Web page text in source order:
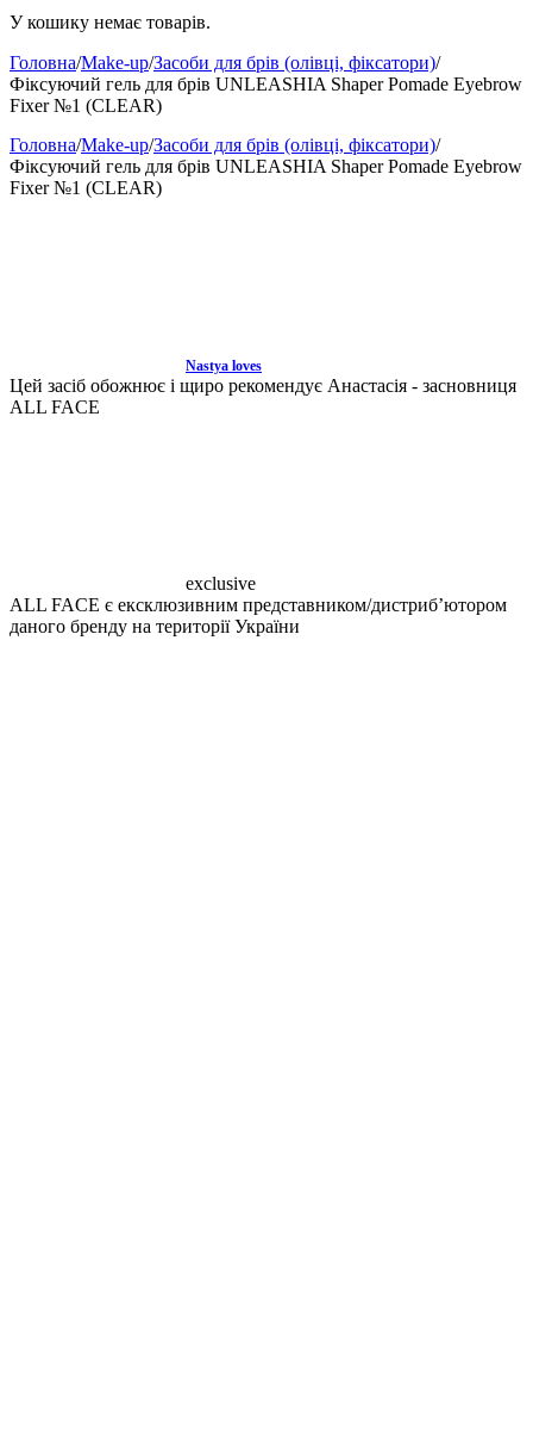
У кошику немає товарів.
Головна/Make-up/Засоби для брів (олівці, фіксатори)/
Фіксуючий гель для брів UNLEASHIA Shaper Pomade Eyebrow
Fixer №1 (CLEAR)
Головна/Make-up/Засоби для брів (олівці, фіксатори)/
Фіксуючий гель для брів UNLEASHIA Shaper Pomade Eyebrow
Fixer №1 (CLEAR)
Nastya loves
Цей засіб обожнює і щиро рекомендує Анастасія - засновниця
ALL FACE
exclusive
ALL FACE є ексклюзивним представником/дистрибʼютором
даного бренду на території України